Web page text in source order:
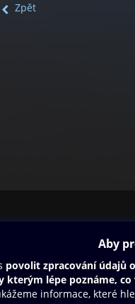
Zpět
Dárkový poukaz
Nápověda